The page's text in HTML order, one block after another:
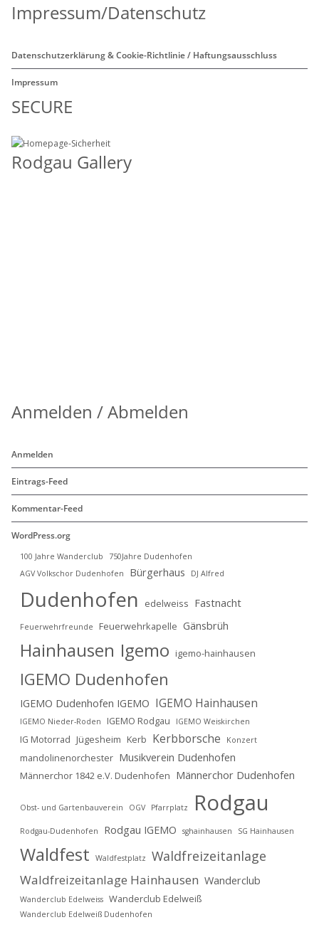
Impressum/Datenschutz
Datenschutzerklärung & Cookie-Richtlinie / Haftungsausschluss
Impressum
SECURE
Rodgau Gallery
Anmelden / Abmelden
Anmelden
Eintrags-Feed
Kommentar-Feed
WordPress.org
100 Jahre Wanderclub
750Jahre Dudenhofen
AGV Volkschor Dudenhofen
Bürgerhaus DJ Alfred
Dudenhofen edelweiss Fastnacht
Feuerwehrfreunde Feuerwehrkapelle Gänsbrüh
Hainhausen Igemo igemo-hainhausen
IGEMO Dudenhofen
IGEMO Dudenhofen IGEMO IGEMO Hainhausen
IGEMO Nieder-Roden IGEMO Rodgau IGEMO Weiskirchen
IG Motorrad Jügesheim Kerb Kerbborsche Konzert
mandolinenorchester Musikverein Dudenhofen
Männerchor 1842 e.V. Dudenhofen Männerchor Dudenhofen
Obst- und Gartenbauverein OGV Pfarrplatz Rodgau
Rodgau-Dudenhofen Rodgau IGEMO sghainhausen SG Hainhausen
Waldfest Waldfestplatz Waldfreizeitanlage
Waldfreizeitanlage Hainhausen Wanderclub
Wanderclub Edelweiss Wanderclub Edelweiß
Wanderclub Edelweiß Dudenhofen